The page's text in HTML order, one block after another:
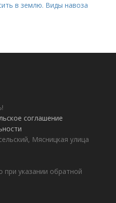
в землю. Виды навоза
соглашение
Мясницкая улица
при указании обратной